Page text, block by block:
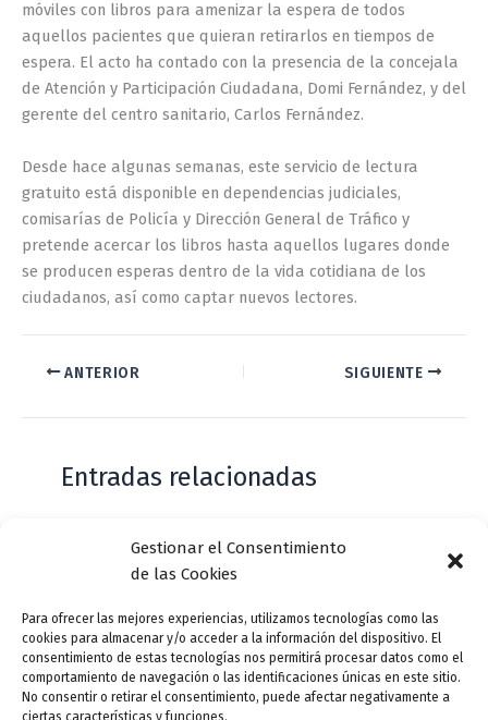
Gestionar el Consentimiento
de las Cookies
Para ofrecer las mejores experiencias, utilizamos tecnologías como las
cookies para almacenar y/o acceder a la información del dispositivo. El
consentimiento de estas tecnologías nos permitirá procesar datos como el
comportamiento de navegación o las identificaciones únicas en este sitio.
No consentir o retirar el consentimiento, puede afectar negativamente a
ciertas características y funciones.
móviles con libros para amenizar la espera de todos
aquellos pacientes que quieran retirarlos en tiempos de
espera. El acto ha contado con la presencia de la concejala
de Atención y Participación Ciudadana, Domi Fernández, y del
gerente del centro sanitario, Carlos Fernández.
Desde hace algunas semanas, este servicio de lectura
gratuito está disponible en dependencias judiciales,
comisarías de Policía y Dirección General de Tráfico y
pretende acercar los libros hasta aquellos lugares donde
se producen esperas dentro de la vida cotidiana de los
ciudadanos, así como captar nuevos lectores.
ANTERIOR SIGUIENTE
Entradas relacionadas
Casa de Zorrilla conmemorarán el 168
aniversario del estreno de Don Juan
Tenorio
Deja un comentario /Actualidad/ PorVLLensutinta